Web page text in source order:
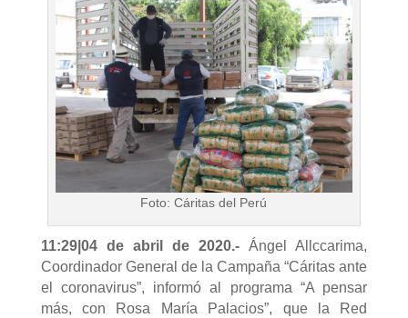
Foto: Cáritas del Perú
11:29|04 de abril de 2020.-Ángel Allccarima,
Coordinador General de la Campaña “Cáritas ante
el coronavirus”, informó al programa “A pensar
más, con Rosa María Palacios”, que la Red